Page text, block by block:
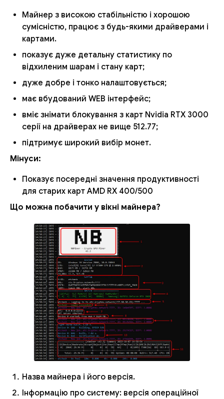
Майнер з високою стабільністю і хорошою
сумісністю, працює з будь-якими драйверами і
картами.
показує дуже детальну статистику по
відхиленим шарам і стану карт;
дуже добре і тонко налаштовується;
має вбудований WEB інтерфейс;
вміє знімати блокування з карт Nvidia RTX 3000
серії на драйверах не вище 512.77;
підтримує широкий вибір монет.
Мінуси:
Показує посередні значення продуктивності
для старих карт AMD RX 400/500
Що можна побачити у вікні майнера?
Назва майнера і його версія.
Інформацію про систему: версія операційної